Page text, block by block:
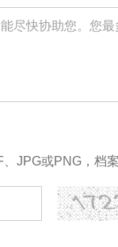
JPG或PNG，档